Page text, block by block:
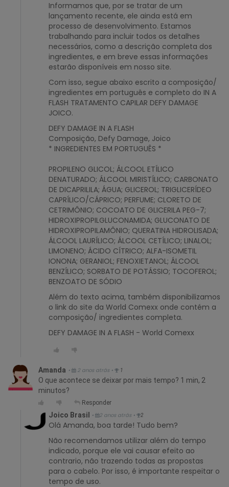
Informamos que, por se tratar de um
lançamento recente, ele ainda está em
processo de desenvolvimento. Estamos
trabalhando para incluir todos os detalhes
necessários, como a descrição completa dos
ingredientes, e em breve essas informações
estarão disponíveis em nosso site.
Com isso, segue abaixo escrito a composição/
ingredientes em português e completo do IN A
FLASH TRATAMENTO CAPILAR DEFY DAMAGE
JOICO.
DEFY DAMAGE IN A FLASH
Composição, Defy Damage, Joico
* INGREDIENTES EM PORTUGUÊS *
PROPILENO GLICOL; ÁLCOOL ETÍLICO
DENATURADO; ÁLCOOL MIRISTÍLICO; CARBONATO
DE DICAPRILILA; ÁGUA; GLICEROL; TRIGLICERÍDEO
CAPRÍLICO/CÁPRICO; PERFUME; CLORETO DE
CETRIMÔNIO; COCOATO DE GLICERILA PEG-7;
HIDROXIPROPILGLUCONAMIDA; GLUCONATO DE
HIDROXIPROPILAMÔNIO; QUERATINA HIDROLISADA;
ÁLCOOL LAURÍLICO; ÁLCOOL CETÍLICO; LINALOL;
LIMONENO; ÁCIDO CÍTRICO; ALFA-ISOMETIL
IONONA; GERANIOL; FENOXIETANOL; ÁLCOOL
BENZÍLICO; SORBATO DE POTÁSSIO; TOCOFEROL;
BENZOATO DE SÓDIO
Além do texto acima, também disponibilizamos
o link do site da World Comexx onde contém a
composição/ ingredientes completa.
DEFY DAMAGE IN A FLASH - World Comexx
Amanda • 2 anos atrás • 1
O que acontece se deixar por mais tempo? 1 min, 2
minutos?
Responder
Joico Brasil • 2 anos atrás • 2
Olá Amanda, boa tarde! Tudo bem?
Não recomendamos utilizar além do tempo
indicado, porque ele vai causar efeito ao
contrario, não trazendo todas as propostas
para o cabelo. Por isso, é importante respeitar o
tempo de uso.